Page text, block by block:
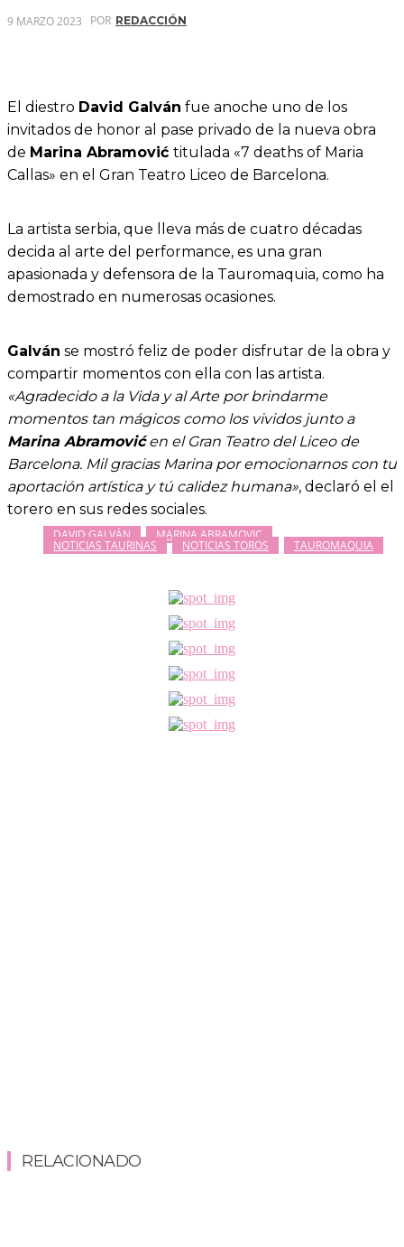
9 MARZO 2023 POR REDACCIÓN
El diestro David Galván fue anoche uno de los
invitados de honor al pase privado de la nueva obra
de Marina Abramović titulada «7 deaths of Maria
Callas» en el Gran Teatro Liceo de Barcelona.
La artista serbia, que lleva más de cuatro décadas
decida al arte del performance​, es una gran
apasionada y defensora de la Tauromaquia, como ha
demostrado en numerosas ocasiones.
Galván se mostró feliz de poder disfrutar de la obra y
compartir momentos con ella con las artista.
«Agradecido a la Vida y al Arte por brindarme
momentos tan mágicos como los vividos junto a
Marina Abramovićen el Gran Teatro del Liceo de
Barcelona. Mil gracias Marina por emocionarnos con tu
aportación artística y tú calidez humana», declaró el el
torero en sus redes sociales.
DAVID GALVÁN MARINA ABRAMOVIC
NOTICIAS TAURINAS NOTICIAS TOROS TAUROMAQUIA
RELACIONADO